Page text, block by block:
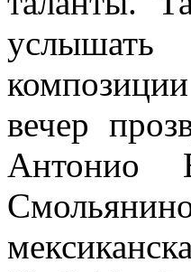
услышать
вечер
Антонио